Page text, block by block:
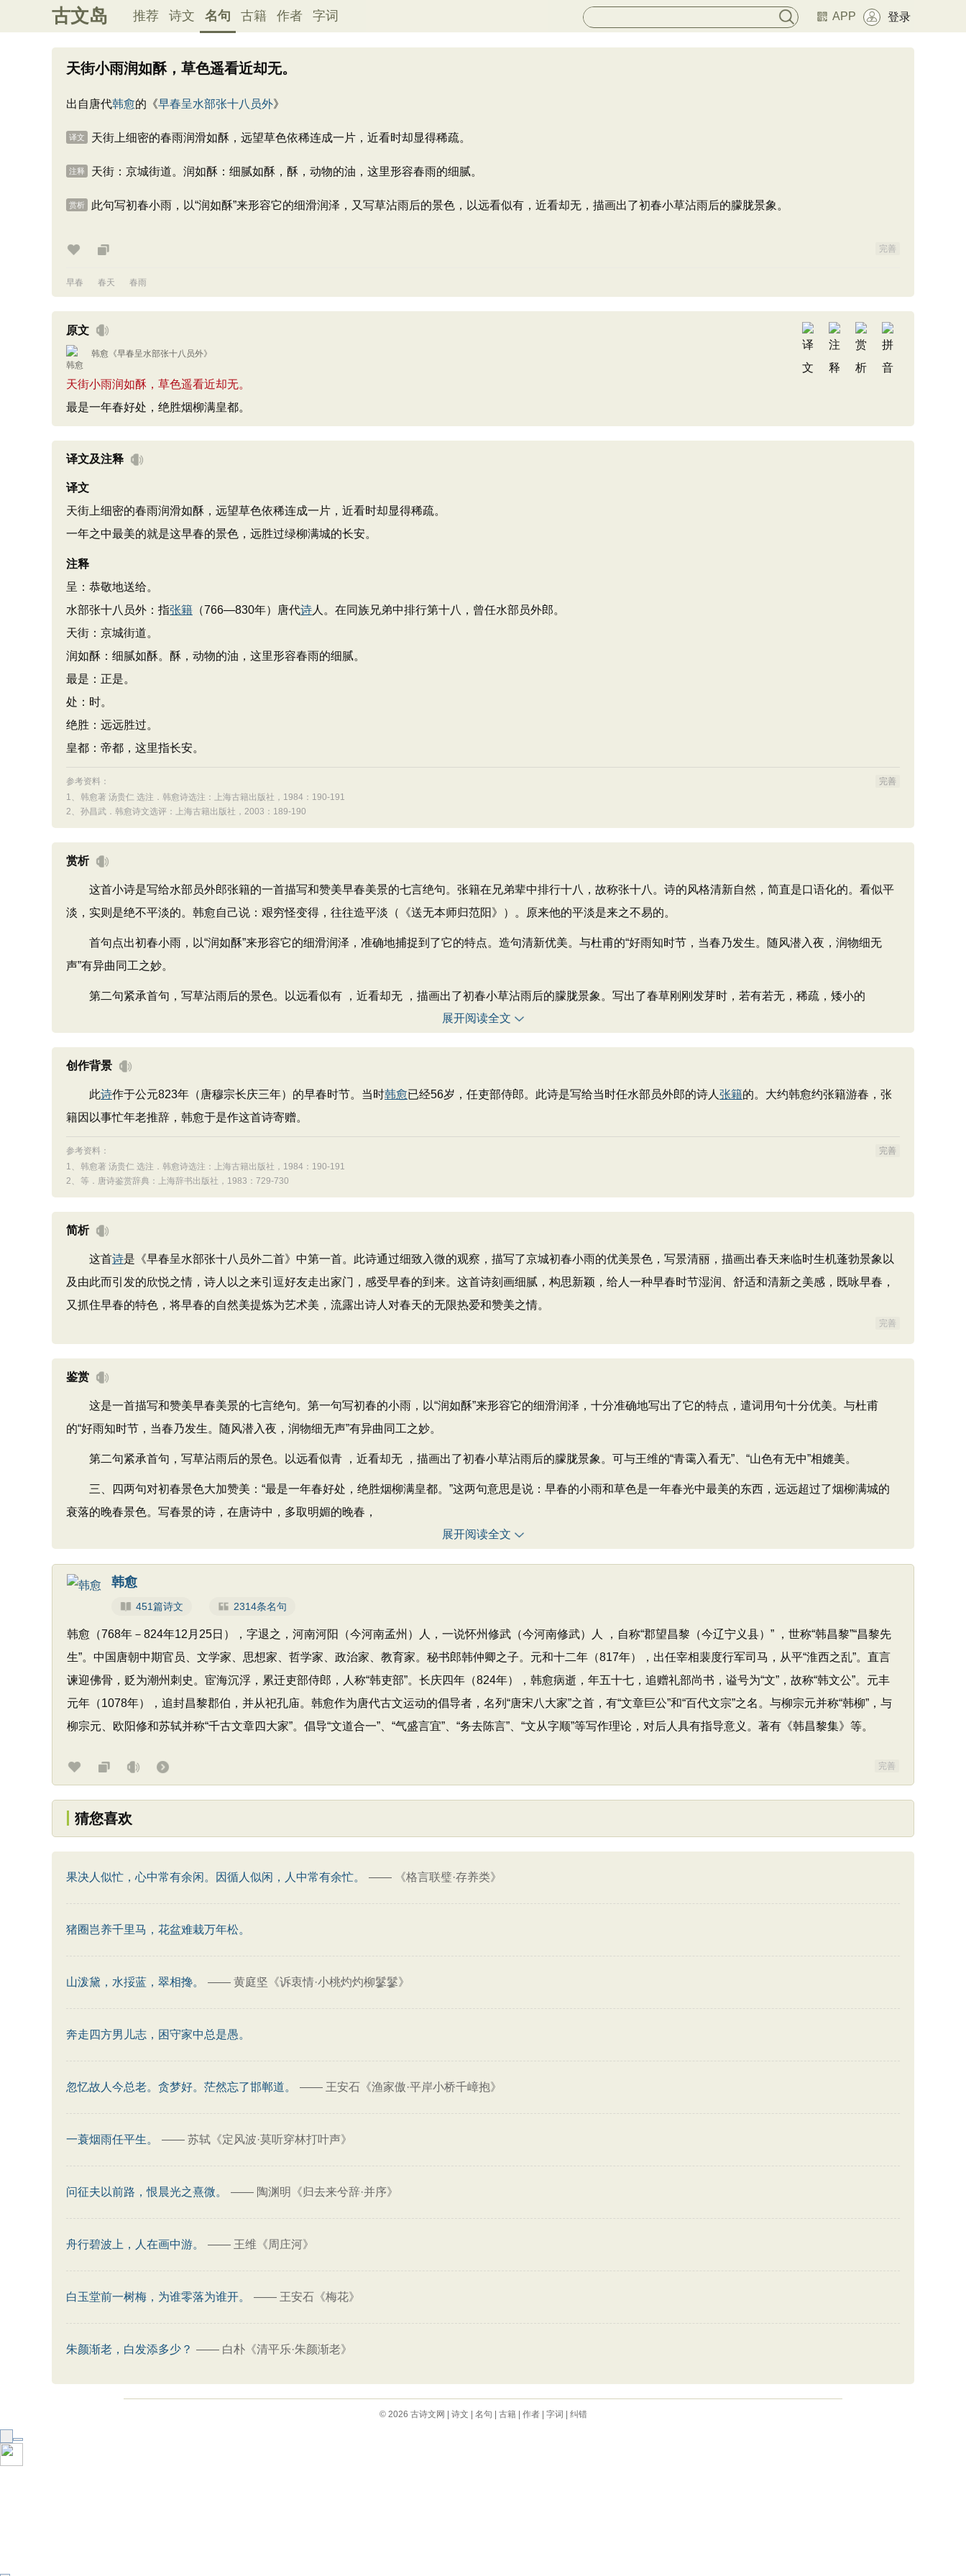
古文岛 推荐 诗文 名句 古籍 作者 字词 APP 登录
天街小雨润如酥，草色遥看近却无。
出自唐代韩愈的《早春呈水部张十八员外》
译文 天街上细密的春雨润滑如酥，远望草色依稀连成一片，近看时却显得稀疏。
注释 天街：京城街道。润如酥：细腻如酥，酥，动物的油，这里形容春雨的细腻。
赏析 此句写初春小雨，以“润如酥”来形容它的细滑润泽，又写草沾雨后的景色，以远看似有，近看却无，描画出了初春小草沾雨后的朦胧景象。
完善
早春 春天 春雨
原文
韩愈 《早春呈水部张十八员外》
天街小雨润如酥，草色遥看近却无。
最是一年春好处，绝胜烟柳满皇都。
译文及注释
译文
天街上细密的春雨润滑如酥，远望草色依稀连成一片，近看时却显得稀疏。
一年之中最美的就是这早春的景色，远胜过绿柳满城的长安。
注释
呈：恭敬地送给。
水部张十八员外：指张籍 （766—830年）唐代诗人。在同族兄弟中排行第十八，曾任水部员外郎。
天街：京城街道。
润如酥：细腻如酥。酥，动物的油，这里形容春雨的细腻。
最是：正是。
处：时。
绝胜：远远胜过。
皇都：帝都，这里指长安。
参考资料：
完善
1、 韩愈著 汤贵仁 选注．韩愈诗选注：上海古籍出版社，1984：190-191
2、 孙昌武．韩愈诗文选评：上海古籍出版社，2003：189-190
赏析
这首小诗是写给水部员外郎张籍的一首描写和赞美早春美景的七言绝句。张籍在兄弟辈中排行十八，故称张十八。诗的风格清新自然，简直是口语化的。看似平
淡，实则是绝不平淡的。韩愈自己说：艰穷怪变得，往往造平淡（《送无本师归范阳》）。原来他的平淡是来之不易的。
首句点出初春小雨，以“润如酥”来形容它的细滑润泽，准确地捕捉到了它的特点。造句清新优美。与杜甫的“好雨知时节，当春乃发生。随风潜入夜，润物细无
声”有异曲同工之妙。
第二句紧承首句，写草沾雨后的景色。以远看似有 ，近看却无 ，描画出了初春小草沾雨后的朦胧景象。写出了春草刚刚发芽时，若有若无，稀疏，矮小的
展开阅读全文
创作背景
此诗作于公元823年（唐穆宗长庆三年）的早春时节。当时韩愈已经56岁，任吏部侍郎。此诗是写给当时任水部员外郎的诗人 张籍的。大约韩愈约张籍游春，张
籍因以事忙年老推辞，韩愈于是作这首诗寄赠。
参考资料：
完善
1、 韩愈著 汤贵仁 选注．韩愈诗选注：上海古籍出版社，1984：190-191
2、 等．唐诗鉴赏辞典：上海辞书出版社，1983：729-730
简析
这首诗是《早春呈水部张十八员外二首》中第一首。此诗通过细致入微的观察，描写了京城初春小雨的优美景色，写景清丽，描画出春天来临时生机蓬勃景象以
及由此而引发的欣悦之情，诗人以之来引逗好友走出家门，感受早春的到来。这首诗刻画细腻，构思新颖，给人一种早春时节湿润、舒适和清新之美感，既咏早春，
又抓住早春的特色，将早春的自然美提炼为艺术美，流露出诗人对春天的无限热爱和赞美之情。
完善
鉴赏
这是一首描写和赞美早春美景的七言绝句。第一句写初春的小雨，以“润如酥”来形容它的细滑润泽，十分准确地写出了它的特点，遣词用句十分优美。与杜甫
的“好雨知时节，当春乃发生。随风潜入夜，润物细无声”有异曲同工之妙。
第二句紧承首句，写草沾雨后的景色。以远看似青 ，近看却无 ，描画出了初春小草沾雨后的朦胧景象。可与王维的“青霭入看无”、“山色有无中”相媲美。
三、四两句对初春景色大加赞美：“最是一年春好处，绝胜烟柳满皇都。”这两句意思是说：早春的小雨和草色是一年春光中最美的东西，远远超过了烟柳满城的
衰落的晚春景色。写春景的诗，在唐诗中，多取明媚的晚春，
展开阅读全文
韩愈
451篇诗文 2314条名句
韩愈（768年－824年12月25日），字退之，河南河阳（今河南孟州）人，一说怀州修武（今河南修武）人 ，自称“郡望昌黎（今辽宁义县）” ，世称“韩昌黎”“昌黎先
生”。中国唐朝中期官员、文学家、思想家、哲学家、政治家、教育家。秘书郎韩仲卿之子。元和十二年（817年），出任宰相裴度行军司马，从平“淮西之乱”。直言
谏迎佛骨，贬为潮州刺史。宦海沉浮，累迁吏部侍郎，人称“韩吏部”。长庆四年（824年），韩愈病逝，年五十七，追赠礼部尚书，谥号为“文”，故称“韩文公”。元丰
元年（1078年），追封昌黎郡伯，并从祀孔庙。韩愈作为唐代古文运动的倡导者，名列“唐宋八大家”之首，有“文章巨公”和“百代文宗”之名。与柳宗元并称“韩柳”，与
柳宗元、欧阳修和苏轼并称“千古文章四大家”。倡导“文道合一”、“气盛言宜”、“务去陈言”、“文从字顺”等写作理论，对后人具有指导意义。著有《韩昌黎集》等。
完善
猜您喜欢
果决人似忙，心中常有余闲。因循人似闲，人中常有余忙。 —— 《格言联璧·存养类》
猪圈岂养千里马，花盆难栽万年松。
山泼黛，水挼蓝，翠相搀。 —— 黄庭坚《诉衷情·小桃灼灼柳鬖鬖》
奔走四方男儿志，困守家中总是愚。
忽忆故人今总老。贪梦好。茫然忘了邯郸道。 —— 王安石《渔家傲·平岸小桥千嶂抱》
一蓑烟雨任平生。 —— 苏轼《定风波·莫听穿林打叶声》
问征夫以前路，恨晨光之熹微。 —— 陶渊明《归去来兮辞·并序》
舟行碧波上，人在画中游。 —— 王维《周庄河》
白玉堂前一树梅，为谁零落为谁开。 —— 王安石《梅花》
朱颜渐老，白发添多少？ —— 白朴《清平乐·朱颜渐老》
© 2026 古诗文网 诗文 名句 古籍| 作者| 字词 纠错